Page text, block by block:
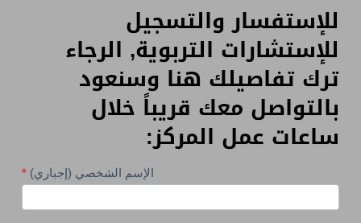
للإستفسار والتسجيل
للإستشارات التربوية, الرجاء
ترك تفاصيلك هنا وسنعود
بالتواصل معك قريباً خلال
ساعات عمل المركز:
والتسجيل
للاستشارات
الإسم الشخصي (إجباري) *